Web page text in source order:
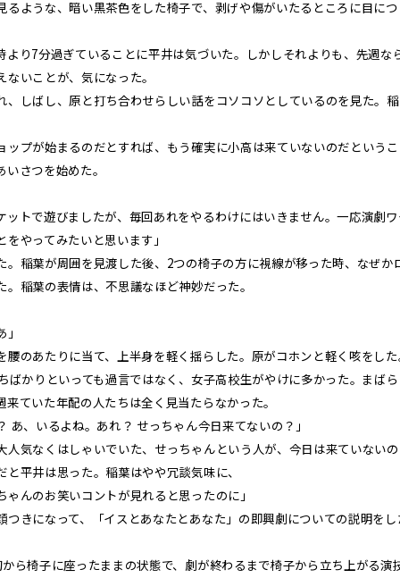
るような、暗い黒茶色をした椅子で、剥げや傷がいたるところに目に
り7分過ぎていることに平井は気づいた。しかしそれよりも、先週な
いことが、気になった。
しばし、原と打ち合わせらしい話をコソコソとしているのを見た。
プが始まるのだとすれば、もう確実に小高は来ていないのだという
さつを始めた。
ットで遊びましたが、毎回あれをやるわけにはいきません。一応演劇
やってみたいと思います」
稲葉が周囲を見渡した後、2つの椅子の方に視線が移った時、なぜか
稲葉の表情は、不思議なほど神妙だった。
のあたりに当て、上半身を軽く揺らした。原がコホンと軽く咳をし
ばかりといっても過言ではなく、女子高校生がやけに多かった。まば
ていた年配の人たちは全く見当たらなかった。
あ、いるよね。あれ？ せっちゃん今日来てないの？」
気なくはしゃいでいた、せっちゃんという人が、今日は来ていない
平井は思った。稲葉はやや冗談気味に、
んのお笑いコントが見れると思ったのに」
きになって、「イスとあなたとあなた」の即興劇についての説明をし
椅子に座ったままの状態で、劇が終わるまで椅子から立ち上がる演